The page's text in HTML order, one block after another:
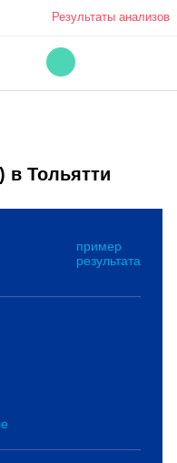
Результаты анализов
в Тольятти
пример
результата